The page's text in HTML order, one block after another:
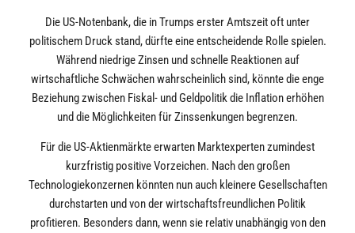
Die US-Notenbank, die in Trumps erster Amtszeit oft unter
politischem Druck stand, dürfte eine entscheidende Rolle spielen.
Während niedrige Zinsen und schnelle Reaktionen auf
wirtschaftliche Schwächen wahrscheinlich sind, könnte die enge
Beziehung zwischen Fiskal- und Geldpolitik die Inflation erhöhen
und die Möglichkeiten für Zinssenkungen begrenzen.
Für die US-Aktienmärkte erwarten Marktexperten zumindest
kurzfristig positive Vorzeichen. Nach den großen
Technologiekonzernen könnten nun auch kleinere Gesellschaften
durchstarten und von der wirtschaftsfreundlichen Politik
profitieren. Besonders dann, wenn sie relativ unabhängig von den